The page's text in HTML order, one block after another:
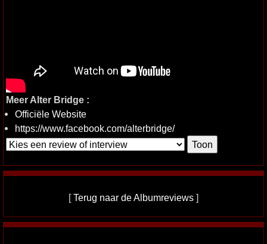
Meer Alter Bridge :
Officiële Website
https://www.facebook.com/alterbridge/
[Terug naar de Albumreviews ]